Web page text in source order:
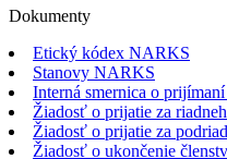
Dokumenty
Etický kódex NARKS
Stanovy NARKS
Interná smernica o
Žiadosť o prijatie za
Žiadosť o prijatie za
Žiadosť o ukončenie